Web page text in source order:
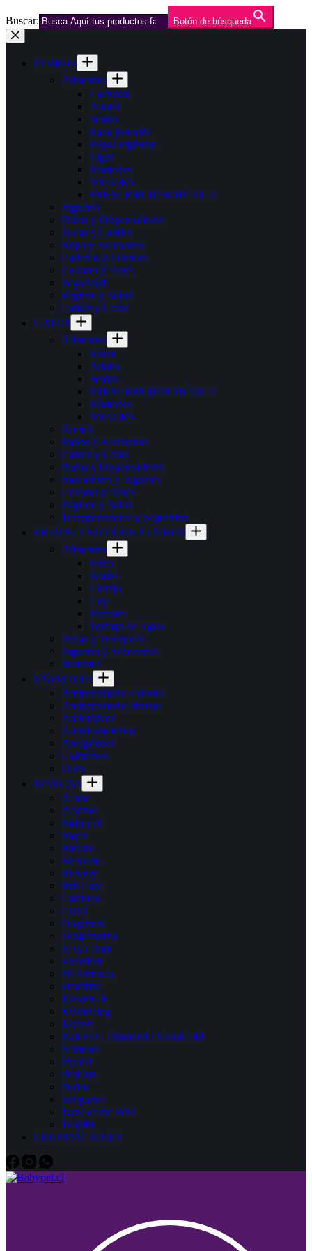
Buscar: Botón de búsqueda
Saltar
al
contenidoPERROS
Alimentos
Cachorro
Adulto
Senior
Raza pequeña
Hipoalergénico
Light
Húmedos
SNACKS
PRESCRIPCIÓN MÉDICA
Juguetes
Platos y Dispensadores
Jaulas y Caniles
Ropa y Accesorios
Cadenas y Cuerdas
Collares y Arnés
Seguridad
Higiene y Salud
Camas y Casas
GATOS
Alimentos
Kitten
Adulto
Senior
PRESCRIPCIÓN MÉDICA
Húmedos
SNACKS
Arenas
Baños y Accesorios
Camas y Casas
Platos y Dispensadores
Rascadores y Juguetes
Collares y Arnés
Higiene y Salud
Transportadores y Seguridad
ERIZOS, EXOTICOS Y OTROS
Alimentos
Erizo
Hurón
Conejo
Cuy
Hamster
Tortuga de Agua
Jaulas y Transporte
Juguetes y Accesorios
Sustratos
FARMACIA
Antiparasitario Externo
Antiparasitario Interno
Antibióticos
Antinflamatorios
Analgésicos
Calmantes
Otros
MARCAS
Acana
Acomer
Balanced
Bayer
Bioline
Bravecto
Bravery
Brit Care
Catchow
Cremi
Dogchow
DragPharma
Easy Clean
Excellent
Fit Formula
Frontline
MasterCat
MasterDog
Mazuri
Naturals / Diamond / NutraGold
Nómade
Pipicat
ProPlan
Purina
Simparica
Taste of the Wild
Tropifit
LIQUIDACIONES